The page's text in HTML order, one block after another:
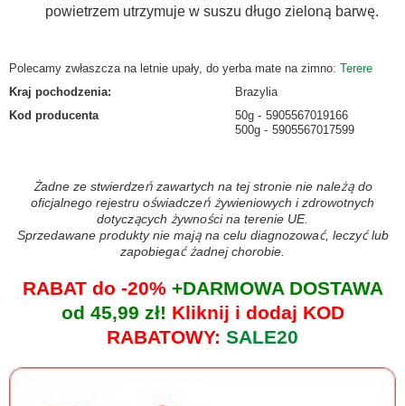
powietrzem utrzymuje w suszu długo zieloną barwę.
Polecamy zwłaszcza na letnie upały, do yerba mate na zimno: Terere
Kraj pochodzenia:
Brazylia
Kod producenta
50g
5905567019166
500g
5905567017599
Żadne ze stwierdzeń zawartych na tej stronie nie należą do
oficjalnego rejestru oświadczeń żywieniowych i zdrowotnych
dotyczących żywności na terenie UE.
Sprzedawane produkty nie mają na celu diagnozować, leczyć lub
zapobiegać żadnej chorobie.
RABAT do -20%+DARMOWA DOSTAWA
od 45,99 zł! Kliknij i dodaj KOD
RABATOWY: SALE20